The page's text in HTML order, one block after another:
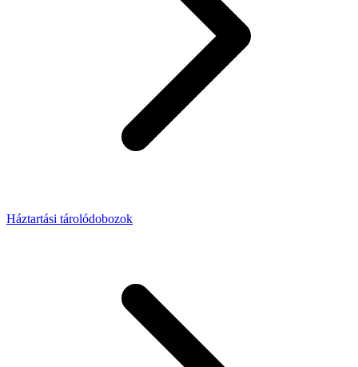
Háztartási tárolódobozok